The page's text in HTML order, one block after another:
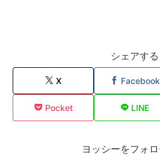
シェアする
X Facebook
Pocket LINE
ヨッシーをフォ